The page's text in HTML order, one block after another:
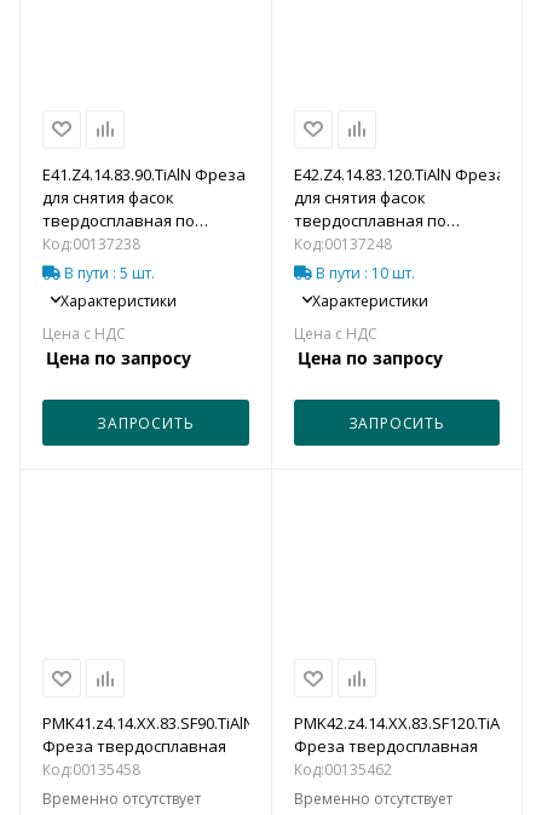
E41.Z4.14.83.90.TiAlN Фреза
для снятия фасок
твердосплавная по
металлу
Код:00137238
В пути : 5 шт.
Характеристики
Цена по запросу
ЗАПРОСИТЬ
E42.Z4.14.83.120.TiAlN Фреза
для снятия фасок
твердосплавная по
металлу
Код:00137248
В пути : 10 шт.
Характеристики
Цена по запросу
ЗАПРОСИТЬ
PMK41.z4.14.XX.83.SF90.TiAlN
Фреза твердосплавная
Код:00135458
Временно отсутствует
PMK42.z4.14.XX.83.SF120.TiAlN
Фреза твердосплавная
Код:00135462
Временно отсутствует